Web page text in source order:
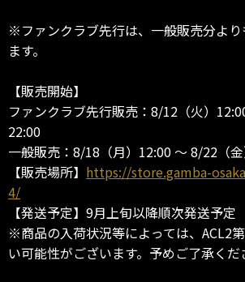
※ファンクラブ先行は、一般販売分より
ます。
【販売開始】
ファンクラブ先行販売：8/12（火）
22:00
一般販売：8/18（月）12:00 ～ 8/22（
【販売場所】 https://store.gamba-
4/
【発送予定】9月上旬以降順次発送予定
※商品の入荷状況等によっては、ACL2
い可能性がございます。予めご了承くだ